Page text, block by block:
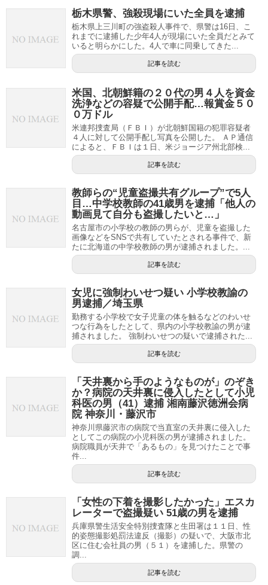
栃木県警、強殺現場にいた全員を逮捕
栃木県上三川町の強盗殺人事件で、県警は16日、こ
れまでに逮捕した少年4人が現場にいた全員だとみて
いると明らかにした。4人で車に同乗してきた...
記事を読む
米国、北朝鮮籍の２０代の男４人を資金
洗浄などの容疑で公開手配…報賞金５０
０万ドル
米連邦捜査局（ＦＢＩ）が北朝鮮国籍の犯罪容疑者
４人に対して公開手配し写真を公開した。 ＡＰ通信
によると、ＦＢＩは１日、米ジョージア州北部検...
記事を読む
教師らの“児童盗撮共有グループ”で5人
目…中学校教師の41歳男を逮捕「他人の
動画見て自分も盗撮したいと…」
名古屋市の小学校の教師の男らが、児童を盗撮した
画像などをSNSで共有していたとされる事件で、新
たに北海道の中学校教師の男が逮捕されました。...
記事を読む
女児に強制わいせつ疑い 小学校教諭の
男逮捕／埼玉県
勤務する小学校で女子児童の体を触るなどのわいせ
つな行為をしたとして、県内の小学校教諭の男が逮
捕されました。 強制わいせつの疑いで逮捕された...
記事を読む
「天井裏から手のようなものが」のぞき
か？病院の天井裏に侵入したとして小児
科医の男（41）逮捕 湘南藤沢徳洲会病
院 神奈川・藤沢市
神奈川県藤沢市の病院で当直室の天井裏に侵入した
としてこの病院の小児科医の男が逮捕されました。
病院職員が天井で「あるもの」を見つけたことで事
件...
記事を読む
「女性の下着を撮影したかった」エスカ
レーターで盗撮疑い 51歳の男を逮捕
兵庫県警生活安全特別捜査隊と生田署は１１日、性
的姿態撮影処罰法違反（撮影）の疑いで、大阪市北
区に住む会社員の男（５１）を逮捕した。県警の
調...
記事を読む